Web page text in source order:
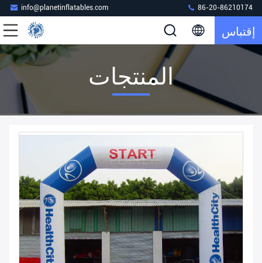
info@planetinflatables.com 86-20-86210174
إقتباس
المنتجات